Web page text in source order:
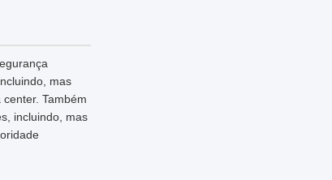
mas
Também
incluindo, mas